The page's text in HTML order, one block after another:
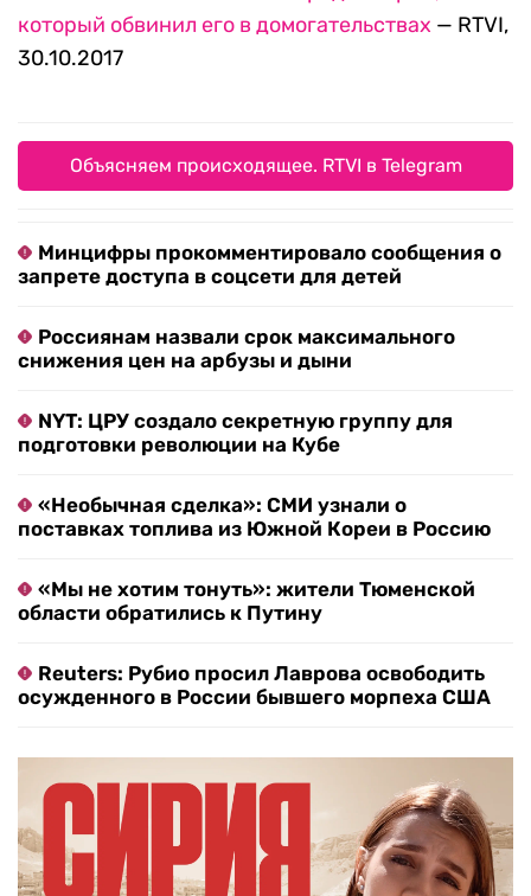
который обвинил его в домогательствах — RTVI,
30.10.2017
Объясняем происходящее. RTVI в Telegram
Минцифры прокомментировало сообщения о
запрете доступа в соцсети для детей
Россиянам назвали срок максимального
снижения цен на арбузы и дыни
NYT: ЦРУ создало секретную группу для
подготовки революции на Кубе
«Необычная сделка»: СМИ узнали о
поставках топлива из Южной Кореи в Россию
«Мы не хотим тонуть»: жители Тюменской
области обратились к Путину
Reuters: Рубио просил Лаврова освободить
осужденного в России бывшего морпеха США